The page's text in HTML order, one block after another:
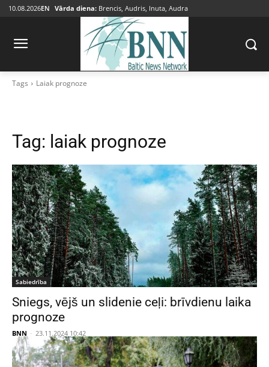
10.08.2026EN Vārda diena: Brencis, Audris, Inuta, Audra
Tags Laiak prognoze
Tag: laiak prognoze
Sabiedrība
Sniegs, vējš un slidenie ceļi: brīvdienu laika
prognoze
BNN - 23.11.2024 10:42